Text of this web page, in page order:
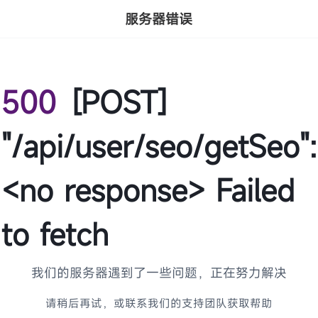
服务器错误
500 [POST]
"/api/user/seo/getSeo":
<no response> Failed
to fetch
我们的服务器遇到了一些问题，正在努力解决
请稍后再试，或联系我们的支持团队获取帮助